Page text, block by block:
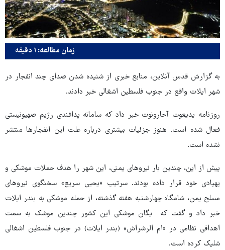
زمان مطالعه: ۱ دقیقه
به گزارش قدس آنلاین، منابع خبری از شنیده شدن صدای چند انفجار در
شهر ایلات واقع در جنوب فلسطین اشغالی خبر دادند.
روزنامه یدیعوت آحارونوت خبر داد که سامانه پدافندی رژیم صهیونیستی
فعال شده است. هنوز جزئیات بیشتری درباره علت این انفجارها منتشر
نشده است.
پیش از این، چندین بار نیروهای یمنی، این شهر را هدف حملات موشکی و
پهپادی خود قرار داده بودند. سرتیپ «یحیی سریع» سخنگوی نیروهای
مسلح یمن، شامگاه چهارشنبه هفته گذشته، از حمله موشکی به بندر ایلات
خبر داد و گفت که یگان موشکی این کشور چندین موشک به سمت
اهدافی نظامی در «ام الرشراش» (بندر ایلات) در جنوب فلسطین اشغالی
شلیک کرده است.